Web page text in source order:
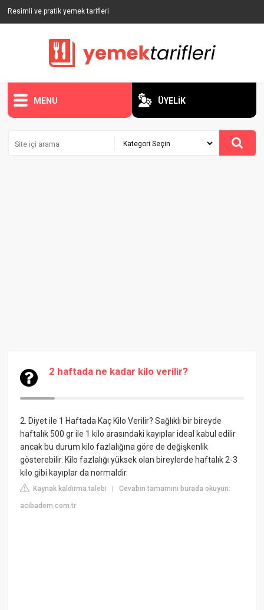
Resimli ve pratik yemek tarifleri
MENU ÜYELİK
2 haftada ne kadar kilo verilir?
2. Diyet ile 1 Haftada Kaç Kilo Verilir? Sağlıklı bir bireyde
haftalık 500 gr ile 1 kilo arasındaki kayıplar ideal kabul edilir
ancak bu durum kilo fazlalığına göre de değişkenlik
gösterebilir. Kilo fazlalığı yüksek olan bireylerde haftalık 2-3
kilo gibi kayıplar da normaldir.
Kaynak kaldırma talebi |Cevabın tamamını burada okuyun:
acibadem.com.tr